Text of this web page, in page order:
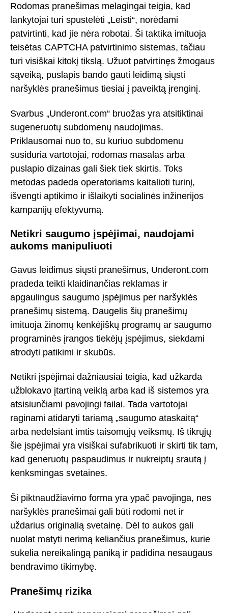
Rodomas pranešimas melagingai teigia, kad
lankytojai turi spustelėti „Leisti“, norėdami
patvirtinti, kad jie nėra robotai. Ši taktika imituoja
teisėtas CAPTCHA patvirtinimo sistemas, tačiau
turi visiškai kitokį tikslą. Užuot patvirtinęs žmogaus
sąveiką, puslapis bando gauti leidimą siųsti
naršyklės pranešimus tiesiai į paveiktą įrenginį.
Svarbus „Underont.com“ bruožas yra atsitiktinai
sugeneruotų subdomenų naudojimas.
Priklausomai nuo to, su kuriuo subdomenu
susiduria vartotojai, rodomas masalas arba
puslapio dizainas gali šiek tiek skirtis. Toks
metodas padeda operatoriams kaitalioti turinį,
išvengti aptikimo ir išlaikyti socialinės inžinerijos
kampanijų efektyvumą.
Netikri saugumo įspėjimai, naudojami
aukoms manipuliuoti
Gavus leidimus siųsti pranešimus, Underont.com
pradeda teikti klaidinančias reklamas ir
apgaulingus saugumo įspėjimus per naršyklės
pranešimų sistemą. Daugelis šių pranešimų
imituoja žinomų kenkėjiškų programų ar saugumo
programinės įrangos tiekėjų įspėjimus, siekdami
atrodyti patikimi ir skubūs.
Netikri įspėjimai dažniausiai teigia, kad užkarda
užblokavo įtartiną veiklą arba kad iš sistemos yra
atsisiunčiami pavojingi failai. Tada vartotojai
raginami atidaryti tariamą „saugumo ataskaitą“
arba nedelsiant imtis taisomųjų veiksmų. Iš tikrųjų
šie įspėjimai yra visiškai sufabrikuoti ir skirti tik tam,
kad generuotų paspaudimus ir nukreiptų srautą į
kenksmingas svetaines.
Ši piktnaudžiavimo forma yra ypač pavojinga, nes
naršyklės pranešimai gali būti rodomi net ir
uždarius originalią svetainę. Dėl to aukos gali
nuolat matyti nerimą keliančius pranešimus, kurie
sukelia nereikalingą paniką ir padidina nesaugaus
bendravimo tikimybę.
Pranešimų rizika